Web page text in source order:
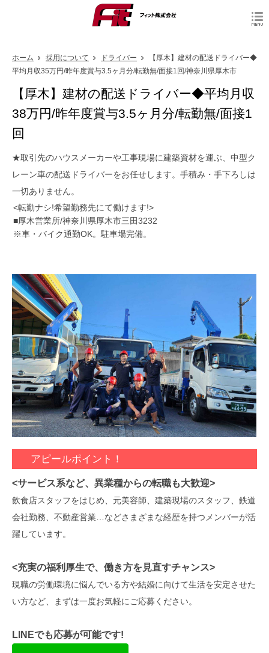
ホーム 採用について ドライバー
【厚木】建材の配送ドライバー◆
平均月収35万円/昨年度賞与3.5ヶ月分/転勤無/面接1回/神奈川県厚木市
【厚木】建材の配送ドライバー◆平均月収
38万円/昨年度賞与3.5ヶ月分/転勤無/面接1
回
★取引先のハウスメーカーや工事現場に建築資材を運ぶ、中型ク
レーン車の配送ドライバーをお任せします。手積み・手下ろしは
一切ありません。
<転勤ナシ!希望勤務先にて働けます!>
■厚木営業所/神奈川県厚木市三田3232
※車・バイク通勤OK。駐車場完備。
アピールポイント！
<サービス系など、異業種からの転職も大歓迎>
飲食店スタッフをはじめ、元美容師、建築現場のスタッフ、鉄道
会社勤務、不動産営業…などさまざまな経歴を持つメンバーが活
躍しています。
<充実の福利厚生で、働き方を見直すチャンス>
現職の労働環境に悩んでいる方や結婚に向けて生活を安定させた
い方など、まずは一度お気軽にご応募ください。
LINEでも応募が可能です!